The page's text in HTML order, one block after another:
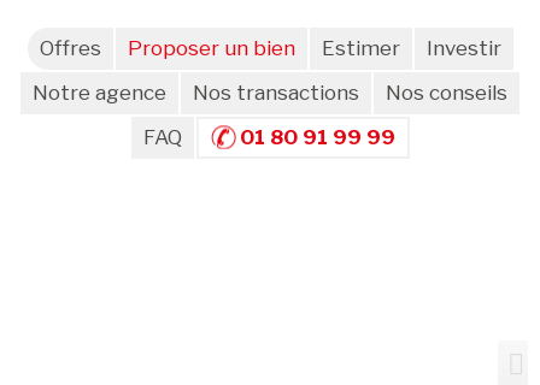
Offres Proposer un bien Estimer
Investir
Notre agence
Nos transactions
Nos conseils
FAQ
01 80 91 99 99